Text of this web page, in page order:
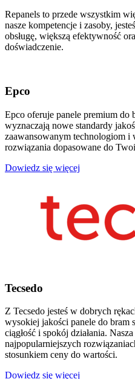
Repanels to przede wszystkim
nasze kompetencje i zasoby,
obsługę, większą efektywność
doświadczenie.
Epco
Epco oferuje panele premium do
wyznaczają nowe standardy
zaawansowanym technologiom
rozwiązania dopasowane do
Dowiedz się więcej
Tecsedo
Z Tecsedo jesteś w dobrych
wysokiej jakości panele do bram
ciągłość i spokój działania.
najpopularniejszych
stosunkiem ceny do wartości.
Dowiedz się więcej